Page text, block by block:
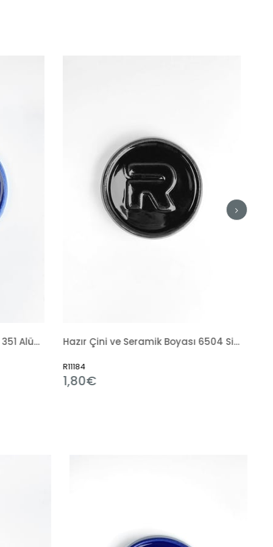
Hazır Çini ve Seramik Boyası 6504 Siyah Tahrir Sırlama Fırçası
3,31€